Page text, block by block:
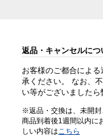
返品・キャンセルにつ
お客様のご都合によ
承ください。 なお、
い等がございましたら
※返品・交換は、未開封
商品到着後1週間以内に
しい内容はこちら